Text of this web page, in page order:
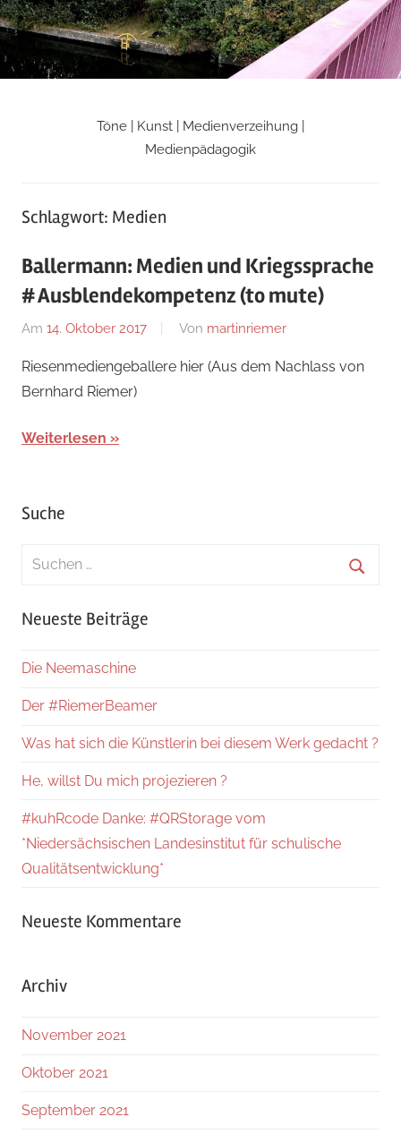
Zum
Inhalt
springen
Martin
Blog
Töne | Kunst | Medienverzeihung |
Medienpädagogik
Schlagwort: Medien
Ballermann: Medien und Kriegssprache
# Ausblendekompetenz (to mute)
Am 14. Oktober 2017 Von martinriemer
Riesenmediengeballere hier (Aus dem Nachlass von
Bernhard Riemer)
Weiterlesen
Suche
Suchen
Neueste Beiträge
Die Neemaschine
Der #RiemerBeamer
Was hat sich die Künstlerin bei diesem Werk gedacht ?
He, willst Du mich projezieren ?
#kuhRcode Danke: #QRStorage vom
*Niedersächsischen Landesinstitut für schulische
Qualitätsentwicklung*
Neueste Kommentare
Archiv
November 2021
Oktober 2021
September 2021